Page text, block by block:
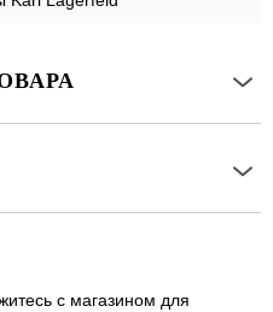
с магазином для